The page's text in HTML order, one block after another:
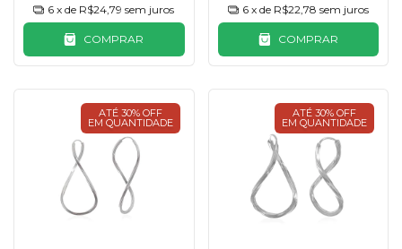
6 x de R$24,79 sem juros
COMPRAR
6 x de R$22,78 sem juros
COMPRAR
ATÉ 30% OFF
EM QUANTIDADE
ATÉ 30% OFF
EM QUANTIDADE